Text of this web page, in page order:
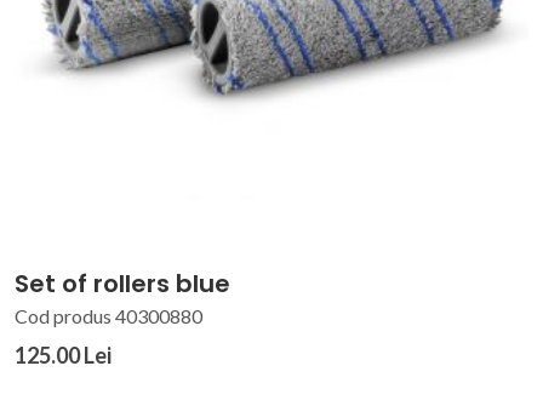
Set of rollers blue
Cod produs 40300880
125.00 Lei